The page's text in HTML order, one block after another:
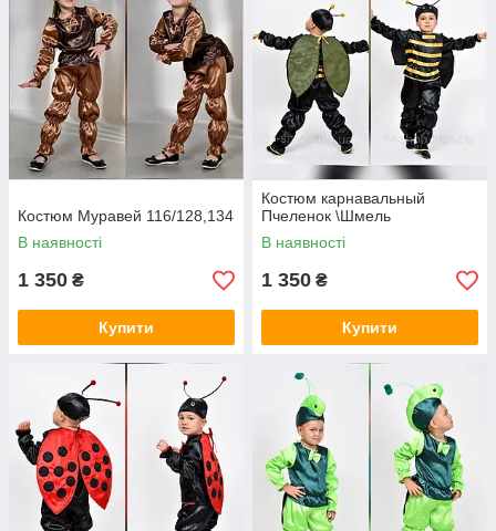
Костюм Муравей 116/128,134
В наявності
1 350 ₴
Купити
Костюм карнавальный
Пчеленок \Шмель
В наявності
1 350 ₴
Купити